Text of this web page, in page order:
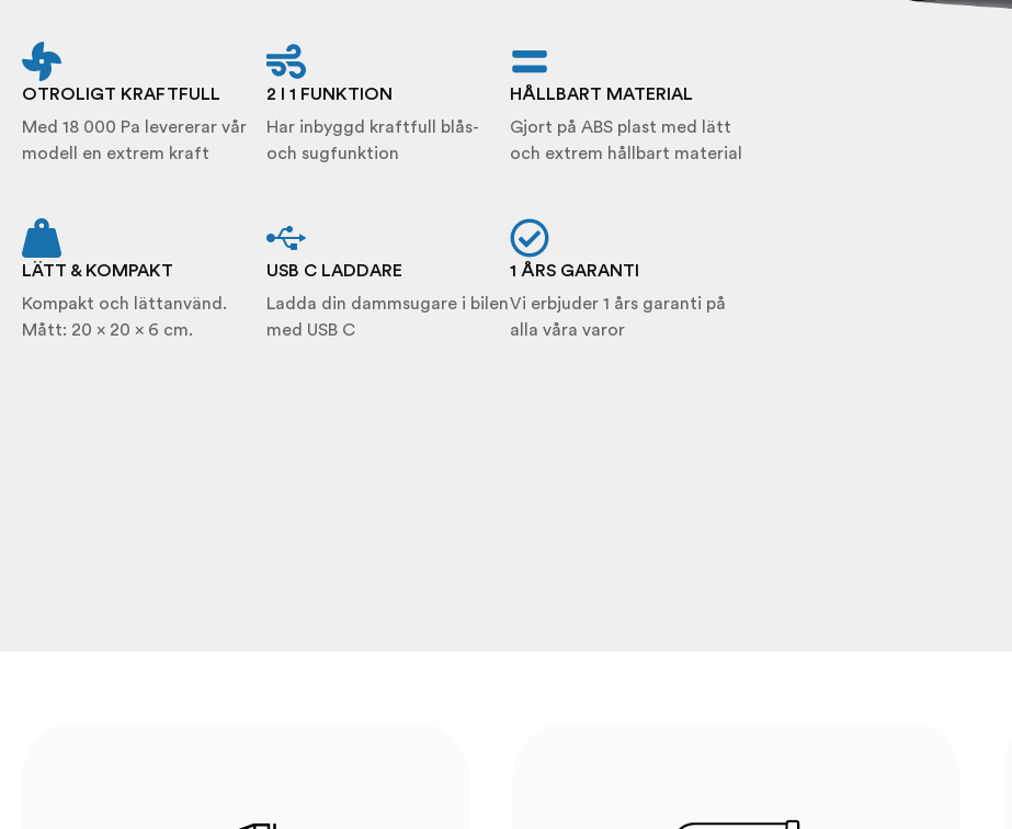
OTROLIGT KRAFTFULL
Med 18 000 Pa levererar vår
modell en extrem kraft
2 I 1 FUNKTION
Har inbyggd kraftfull blås-
och sugfunktion
HÅLLBART MATERIAL
Gjort på ABS plast med lätt
och extrem hållbart material
LÄTT & KOMPAKT
Kompakt och lättanvänd.
Mått: 20 x 20 x 6 cm.
USB C LADDARE
Ladda din dammsugare i bilen
med USB C
1 ÅRS GARANTI
Vi erbjuder 1 års garanti på
alla våra varor